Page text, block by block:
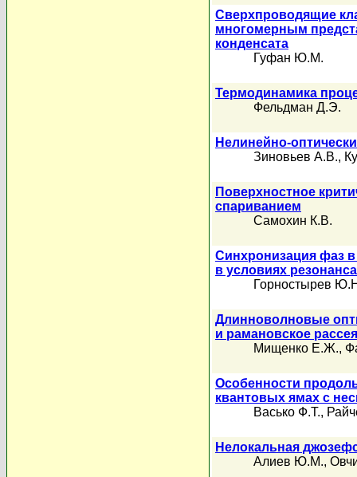
Сверхпроводящие
многомерным
конденсата
Гуфан Ю.М.
Термодинамика
Фельдман Д.Э.
Нелинейно-
Зиновьев А.В.,
Поверхностное
спариванием
Самохин К.В.
Синхронизация фаз
в условиях
Горностырев
Длинноволновые
и рамановское
Мищенко Е.Ж.,
Особенности
квантовых ямах с
Васько Ф.Т.,
Нелокальная
Алиев Ю.М.,